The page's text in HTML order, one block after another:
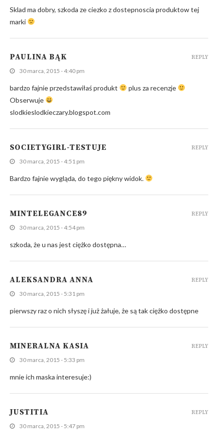
Sklad ma dobry, szkoda ze ciezko z dostepnoscia produktow tej
marki
PAULINA BĄK
30 marca, 2015 - 4:40 pm
bardzo fajnie przedstawiłaś produkt
plus za recenzje
Obserwuje
slodkieslodkieczary.blogspot.com
REPLY
SOCIETYGIRL-TESTUJE
30 marca, 2015 - 4:51 pm
Bardzo fajnie wygląda, do tego piękny widok.
REPLY
MINTELEGANCE89
30 marca, 2015 - 4:54 pm
szkoda, że u nas jest ciężko dostępna…
REPLY
ALEKSANDRA ANNA
30 marca, 2015 - 5:31 pm
pierwszy raz o nich słyszę i już żałuje, że są tak ciężko dostępne
REPLY
MINERALNA KASIA
30 marca, 2015 - 5:33 pm
mnie ich maska interesuje:)
REPLY
JUSTITIA
30 marca, 2015 - 5:47 pm
REPLY